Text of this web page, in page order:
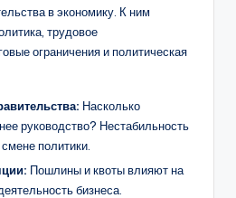
в экономику. К ним
трудовое
ограничения и политическая
Насколько
руководство? Нестабильность
политики.
Пошлины и квоты влияют на
бизнеса.